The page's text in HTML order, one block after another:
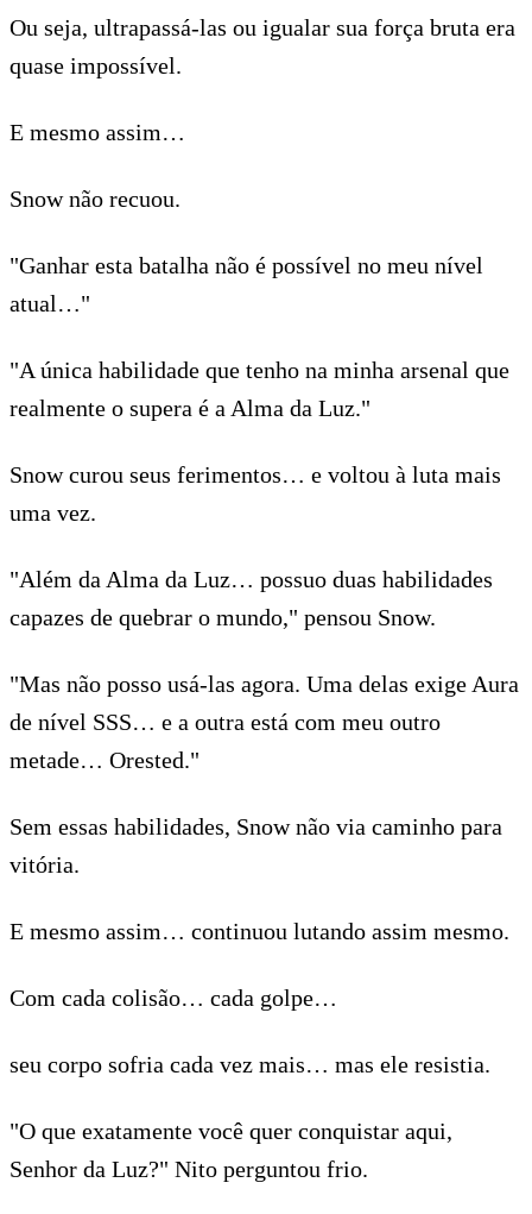
Ou seja, ultrapassá-las ou igualar sua força bruta era
quase impossível.
E mesmo assim…
Snow não recuou.
"Ganhar esta batalha não é possível no meu nível
atual…"
"A única habilidade que tenho na minha arsenal que
realmente o supera é a Alma da Luz."
Snow curou seus ferimentos… e voltou à luta mais
uma vez.
"Além da Alma da Luz… possuo duas habilidades
capazes de quebrar o mundo," pensou Snow.
"Mas não posso usá-las agora. Uma delas exige Aura
de nível SSS… e a outra está com meu outro
metade… Orested."
Sem essas habilidades, Snow não via caminho para
vitória.
E mesmo assim… continuou lutando assim mesmo.
Com cada colisão… cada golpe…
seu corpo sofria cada vez mais… mas ele resistia.
"O que exatamente você quer conquistar aqui,
Senhor da Luz?" Nito perguntou frio.